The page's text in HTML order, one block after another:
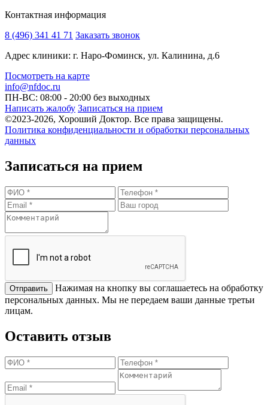
Контактная информация
8 (496) 341 41 71 Заказать звонок
Адрес клиники: г. Наро-Фоминск, ул. Калинина, д.6
Посмотреть на карте
info@nfdoc.ru
ПН-ВС: 08:00 - 20:00 без выходных
Написать жалобу Записаться на прием
©2023-2026, Хороший Доктор. Все права защищены.
Политика конфиденциальности и обработки персональных
данных
Записаться на прием
Нажимая на кнопку вы соглашаетесь на обработку
персональных данных. Мы не передаем ваши данные третьи
лицам.
Оставить отзыв